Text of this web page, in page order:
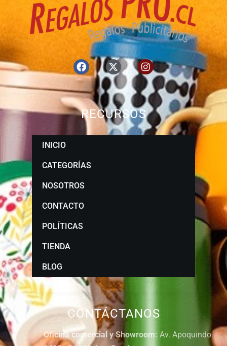
CONTÁCTANOS
Oficina comercial y Showroom: Av. Apoquindo
RECURSOS
INICIO
CATEGORÍAS
NOSOTROS
CONTACTO
POLÍTICAS
TIENDA
BLOG